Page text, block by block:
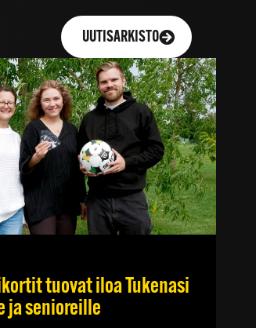
UUTISARKISTO
tuovat iloa Tukenasi
ja senioreille